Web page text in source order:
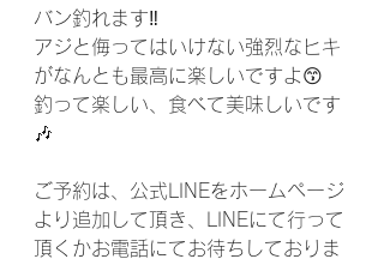
バン釣れます‼️
アジと侮ってはいけない強烈なヒキ
がなんとも最高に楽しいですよ😙
釣って楽しい、食べて美味しいです
🎶
ご予約は、公式LINEをホームページ
より追加して頂き、LINEにて行って
頂くかお電話にてお待ちしておりま